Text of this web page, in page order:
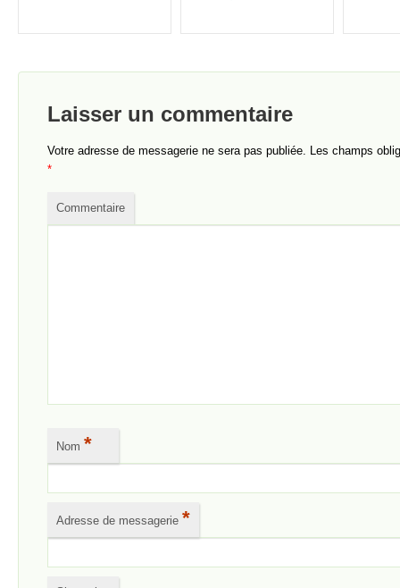
Laisser un commentaire
Votre adresse de messagerie ne sera pas publiée. Les champs
*
Commentaire
Nom *
Adresse de messagerie *